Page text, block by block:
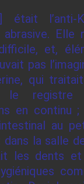
était l’anti-
Elle
et,
pas
qui
le registre
en continu
au
la salle
les dents et